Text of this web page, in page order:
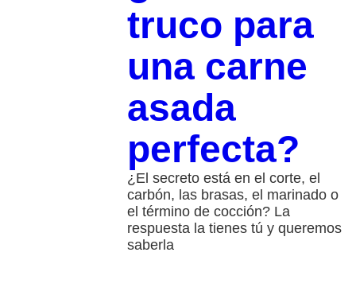
truco para
una carne
asada
perfecta?
¿El secreto está en el corte, el
carbón, las brasas, el marinado o
el término de cocción? La
respuesta la tienes tú y queremos
saberla